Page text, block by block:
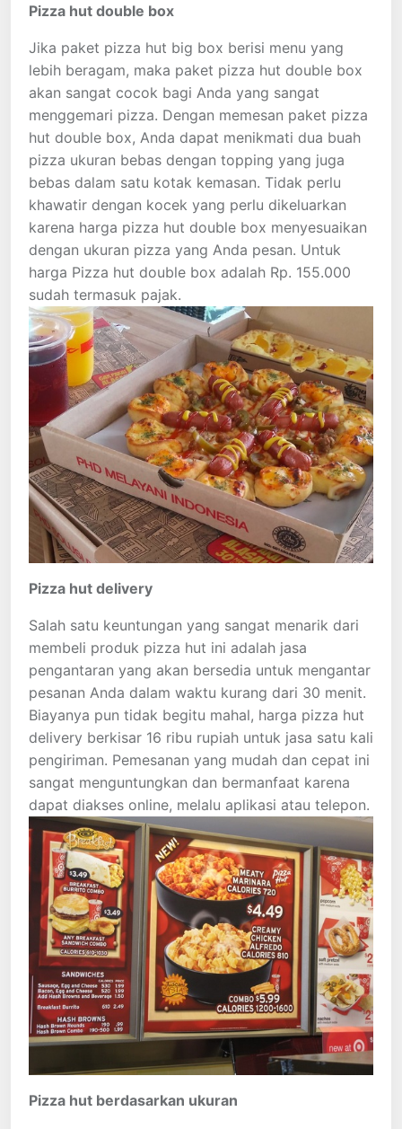
Pizza hut double box
Jika paket pizza hut big box berisi menu yang
lebih beragam, maka paket pizza hut double box
akan sangat cocok bagi Anda yang sangat
menggemari pizza. Dengan memesan paket pizza
hut double box, Anda dapat menikmati dua buah
pizza ukuran bebas dengan topping yang juga
bebas dalam satu kotak kemasan. Tidak perlu
khawatir dengan kocek yang perlu dikeluarkan
karena harga pizza hut double box menyesuaikan
dengan ukuran pizza yang Anda pesan. Untuk
harga Pizza hut double box adalah Rp. 155.000
sudah termasuk pajak.
Pizza hut delivery
Salah satu keuntungan yang sangat menarik dari
membeli produk pizza hut ini adalah jasa
pengantaran yang akan bersedia untuk mengantar
pesanan Anda dalam waktu kurang dari 30 menit.
Biayanya pun tidak begitu mahal, harga pizza hut
delivery berkisar 16 ribu rupiah untuk jasa satu kali
pengiriman. Pemesanan yang mudah dan cepat ini
sangat menguntungkan dan bermanfaat karena
dapat diakses online, melalu aplikasi atau telepon.
Pizza hut berdasarkan ukuran